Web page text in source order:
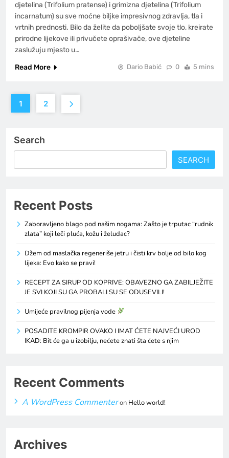
djetelina (Trifolium pratense) i grimizna djetelina (Trifolium
incarnatum) su sve moćne biljke impresivnog zdravlja, tla i
vrtnih prednosti. Bilo da želite da poboljšate svoje tlo, kreirate
prirodne lijekove ili privučete oprašivače, ove djeteline
zaslužuju mjesto u…
Read More
Dario Babić 0 5 mins
1 2
Search
SEARCH
Recent Posts
Zaboravljeno blago pod našim nogama: Zašto je trputac “rudnik
zlata” koji leči pluća, kožu i želudac?
Džem od maslačka regeneriše jetru i čisti krv bolje od bilo kog
lijeka: Evo kako se pravi!
RECEPT ZA SIRUP OD KOPRIVE: OBAVEZNO GA ZABILJEŽITE
JE SVI KOJI SU GA PROBALI SU SE ODUSEVILI!
Umijeće pravilnog pijenja vode
POSADITE KROMPIR OVAKO I IMAT ĆETE NAJVEĆI UROD
IKAD: Bit će ga u izobilju, nećete znati šta ćete s njim
Recent Comments
A WordPress Commenteron Hello world!
Archives